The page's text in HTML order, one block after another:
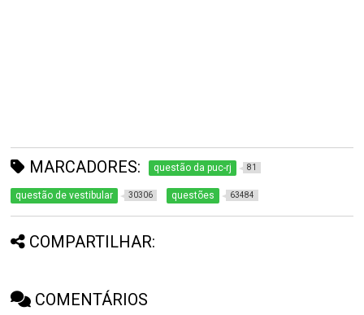
MARCADORES: questão da puc-rj 81
questão de vestibular 30306 questões 63484
COMPARTILHAR:
COMENTÁRIOS